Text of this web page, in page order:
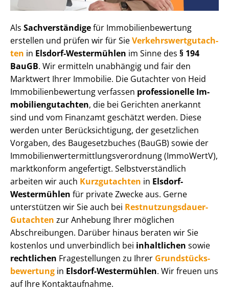
Als Sachverständigefür Im­mo­bi­li­en­be­wer­tung
erstellen und prüfen wir für SieVer­kehrs­wert­gut­ach­
ten in Elsdorf-Westermühlen im Sinne des § 194
BauGB. Wir ermitteln unabhängig und fair den
Marktwert Ihrer Immobilie. Die Gutachter von Heid
Im­mo­bi­li­en­be­wer­tung verfassen professionelle Im­
mo­bi­li­en­gut­ach­ten, die bei Gerichten anerkannt
sind und vom Finanzamt geschätzt werden. Diese
werden unter Be­rück­sich­ti­gung, der gesetzlichen
Vorgaben, des Baugesetzbuches (BauGB) sowie der
Im­mo­bi­li­en­wert­ermitt­lungs­ver­ord­nung (ImmoWertV),
marktkonform angefertigt. Selbst­ver­ständ­lich
arbeiten wir auch Kurzgutachten in Elsdorf-
Westermühlen für private Zwecke aus. Gerne
unterstützen wir Sie auch bei Rest­nut­zungs­dau­er-
Gutachten zur Anhebung Ihrer möglichen
Abschreibungen. Darüber hinaus beraten wir Sie
kostenlos und unverbindlich bei inhaltlichen sowie
rechtlichen Fragestellungen zu Ihrer Grund­stücks­
be­wer­tung in Elsdorf-Westermühlen. Wir freuen uns
auf Ihre Kontaktaufnahme.